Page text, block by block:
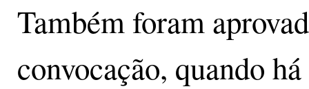
Também foram
convocação, quando